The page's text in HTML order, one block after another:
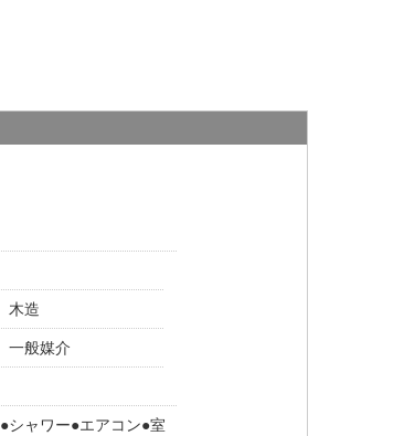
木造
一般媒介
シャワー エアコン 室